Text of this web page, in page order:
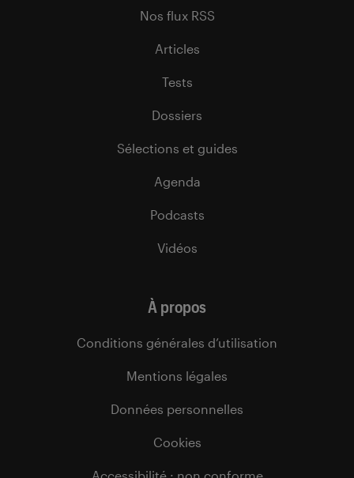
Nos flux RSS
Articles
Tests
Dossiers
Sélections et guides
Agenda
Podcasts
Vidéos
À propos
Conditions générales d’utilisation
Mentions légales
Données personnelles
Cookies
Accessibilité : non conforme